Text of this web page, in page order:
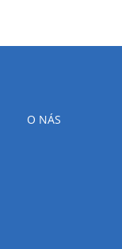
O NÁS